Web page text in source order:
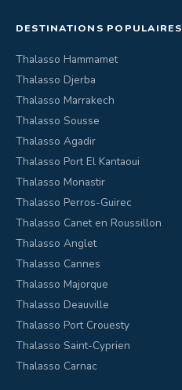
DESTINATIONS POPULAIRES
Thalasso Hammamet
Thalasso Djerba
Thalasso Marrakech
Thalasso Sousse
Thalasso Agadir
Thalasso Port El Kantaoui
Thalasso Monastir
Thalasso Perros-Guirec
Thalasso Canet en Roussillon
Thalasso Anglet
Thalasso Cannes
Thalasso Majorque
Thalasso Deauville
Thalasso Port Crouesty
Thalasso Saint-Cyprien
Thalasso Carnac